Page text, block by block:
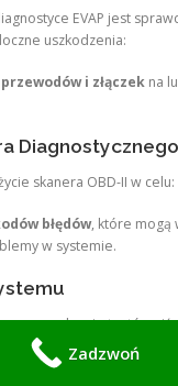
EVAP jest
uszkodzenia:
i złączekna
Diagnostycznego
skanera OBD-II w celu:
błędów, które mogą
w systemie.
testów
ciśnienia w zbiorniku
Zadzwoń